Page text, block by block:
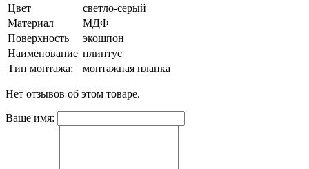
Цвет
светло-серый
Материал
МДФ
Поверхность
экошпон
Наименование плинтус
Тип монтажа:
монтажная планка
Нет отзывов об этом товаре.
Ваше имя: